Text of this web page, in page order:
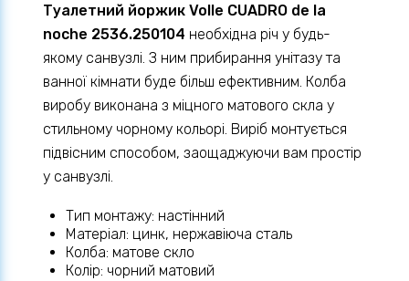
Туалетний йоржик Volle CUADRO de la
noche 2536.250104 необхідна річ у будь-
якому санвузлі. З ним прибирання унітазу та
ванної кімнати буде більш ефективним. Колба
виробу виконана з міцного матового скла у
стильному чорному кольорі. Виріб монтується
підвісним способом, заощаджуючи вам простір
у санвузлі.
Тип монтажу: настінний
Матеріал: цинк, нержавіюча сталь
Колба: матове скло
Колір: чорний матовий